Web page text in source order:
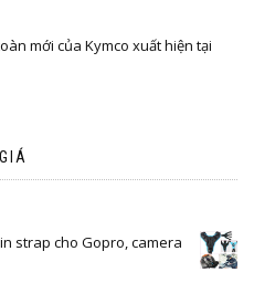
mới của Kymco xuất hiện tại
strap cho Gopro, camera